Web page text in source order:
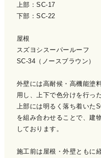
上部：SC-17
下部：SC-22
屋根
スズヨシスーパールーフ
SC-34（ノースブラウン）
外壁には高耐候・高機能塗
用し、上下で色分けを行っ
上部には明るく落ち着いた
を組み合わせることで、建
しております。
施工前は屋根・外壁ともに